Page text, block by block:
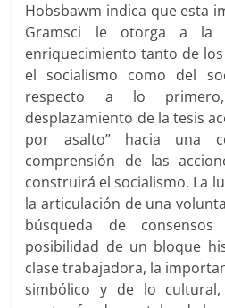
Hobsbawm indica que esta
Gramsci le otorga a la
enriquecimiento tanto de
el socialismo como del
respecto a lo
desplazamiento de la tesis
por asalto” hacia una
comprensión de las
construirá el socialismo. La
la articulación de una
búsqueda de
posibilidad de un bloque
clase trabajadora, la
simbólico y de lo